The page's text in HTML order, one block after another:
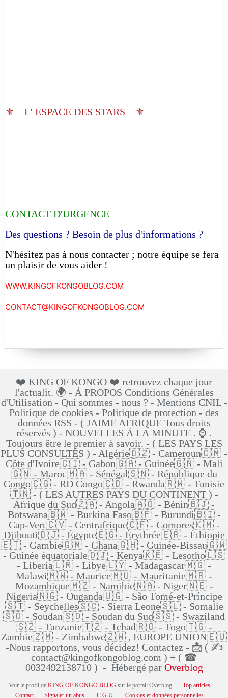
⚜️ L' ESPACE DES STARS ⚜️
CONTACT D'URGENCE
Des questions ? Besoin de plus d'informations ?
N'hésitez pas à nous contacter ; notre équipe se fera
un plaisir de vous aider !
WWW.KINGOFKONGOBLOG.COM
CONTACT@KINGOFKONGOBLOG.COM
❤️ KING OF KONGO ❤️ retrouvez chaque jour
l'actualit. 🌍 - Á PROPOS Conditions Générales
d'Utilisation - Qui sommes - nous ? - Mentions CNIL -
Politique de cookies - Politique de protection - des
données RSS - ( JAIME AFRIQUE Tous droits
réservés ) - NOUVELLES Á LA MINUTE . ⌚ .
Toujours être le premier à savoir. - ( LES PAYS LES
PLUS CONSULTÉS ) - Algérie🇩🇿 - Cameroun🇨🇲 -
Côte d'Ivoire🇨🇮 - Gabon🇬🇦 - Guinée🇬🇳 - Mali
🇬🇳 - Maroc🇲🇦 - Sénégal🇸🇳 - République du
Congo🇨🇬 - RD Congo🇨🇩 - Rwanda🇷🇼 - Tunisie
🇹🇳 - ( LES AUTRES PAYS DU CONTINENT ) -
Afrique du Sud🇿🇦 - Angola🇦🇴 - Bénin🇧🇯 -
Botswana🇧🇼 - Burkina Faso🇧🇫 - Burundi🇧🇮 -
Cap-Vert🇨🇻 - Centrafrique🇨🇫 - Comores🇰🇲 -
Djibouti🇩🇯 - Égypte🇪🇬 - Érythrée🇪🇷 - Éthiopie
🇪🇹 - Gambie🇬🇲 - Ghana🇬🇭 - Guinée-Bissau🇬🇼
- Guinée équatoriale🇩🇯 - Kenya🇰🇪 - Lesotho🇱🇸
- Liberia🇱🇷 - Libye🇱🇾 - Madagascar🇲🇬 -
Malawi🇲🇼 - Maurice🇲🇺 - Mauritanie🇲🇷 -
Mozambique🇲🇿 - Namibie🇳🇦 - Niger🇳🇪 -
Nigeria🇳🇬 - Ouganda🇺🇬 - São Tomé-et-Príncipe
🇸🇹 - Seychelles🇸🇨 - Sierra Leone🇸🇱 - Somalie
🇸🇴 - Soudan🇸🇩 - Soudan du Sud🇸🇸 - Swaziland
🇸🇿 - Tanzanie🇹🇿 - Tchad🇷🇴 - Togo🇹🇬 -
Zambie🇿🇲 - Zimbabwe🇿🇼 , EUROPE UNION🇪🇺
-Nous rapportons, vous décidez! Contactez - 📩 ( ✍
contact@kingofkongoblog.com ) + ( ☎
0032492138710 ) - Hébergé par Overblog
Voir le profil de KING OF KONGO BLOG sur le portail Overblog
Top articles
Contact
Signaler un abus C.G.U. Cookies et données personnelles